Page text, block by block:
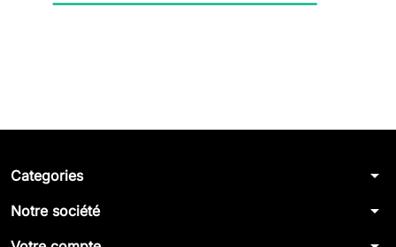
Categories arrow_drop_down
Notre société arrow_drop_down